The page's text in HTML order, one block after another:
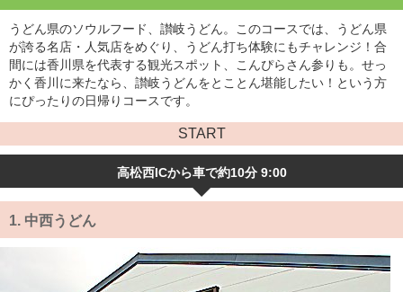
うどん県のソウルフード、讃岐うどん。このコースでは、うどん県
が誇る名店・人気店をめぐり、うどん打ち体験にもチャレンジ！合
間には香川県を代表する観光スポット、こんぴらさん参りも。せっ
かく香川に来たなら、讃岐うどんをとことん堪能したい！という方
にぴったりの日帰りコースです。
START
高松西ICから車で約10分 9:00
1. 中西うどん